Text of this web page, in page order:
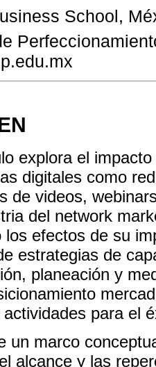
School,
explora el
digitales como
de videos,
del network
los efectos de su
estrategias de
planeación y
actividades para el
un marco
alcance y las